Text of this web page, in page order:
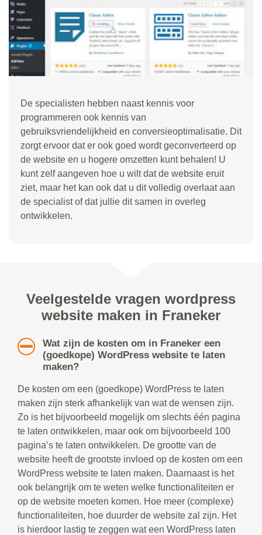
De specialisten hebben naast kennis voor
programmeren ook kennis van
gebruiksvriendelijkheid en conversieoptimalisatie. Dit
zorgt ervoor dat er ook goed wordt geconverteerd op
de website en u hogere omzetten kunt behalen! U
kunt zelf aangeven hoe u wilt dat de website eruit
ziet, maar het kan ook dat u dit volledig overlaat aan
de specialist of dat jullie dit samen in overleg
ontwikkelen.
Veelgestelde vragen wordpress
website maken in Franeker
Wat zijn de kosten om in Franeker een
(goedkope) WordPress website te laten
maken?
De kosten om een (goedkope) WordPress te laten
maken zijn sterk afhankelijk van wat de wensen zijn.
Zo is het bijvoorbeeld mogelijk om slechts één pagina
te laten ontwikkelen, maar ook om bijvoorbeeld 100
pagina’s te laten ontwikkelen. De grootte van de
website heeft de grootste invloed op de kosten om een
WordPress website te laten maken. Daarnaast is het
ook belangrijk om te weten welke functionaliteiten er
op de website moeten komen. Hoe meer (complexe)
functionaliteiten, hoe duurder de website zal zijn. Het
is hierdoor lastig te zeggen wat een WordPress laten